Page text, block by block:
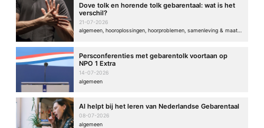
Dove tolk en horende tolk gebarentaal: wat is het
verschil?
21-07-2026
algemeen, hooroplossingen, hoorproblemen, samenleving & maatschappij
Persconferenties met gebarentolk voortaan op
NPO 1 Extra
14-07-2026
algemeen
AI helpt bij het leren van Nederlandse Gebarentaal
08-07-2026
algemeen